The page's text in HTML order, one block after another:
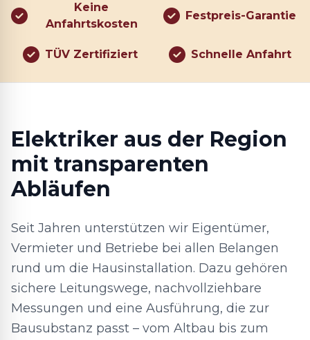
Keine
Anfahrtskosten
Festpreis-Garantie
TÜV Zertifiziert Schnelle Anfahrt
Elektriker aus der Region
mit transparenten
Abläufen
Seit Jahren unterstützen wir Eigentümer,
Vermieter und Betriebe bei allen Belangen
rund um die Hausinstallation. Dazu gehören
sichere Leitungswege, nachvollziehbare
Messungen und eine Ausführung, die zur
Bausubstanz passt – vom Altbau bis zum